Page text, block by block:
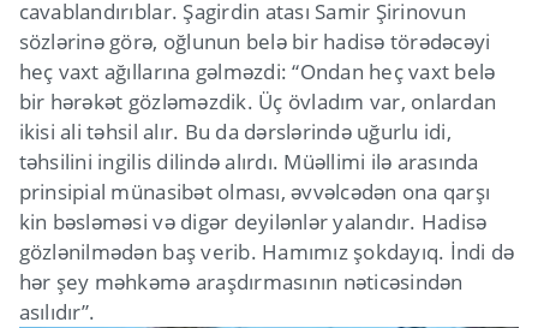
cavablandırıblar. Şagirdin atası Samir Şirinovun
sözlərinə görə, oğlunun belə bir hadisə törədəcəyi
heç vaxt ağıllarına gəlməzdi: “Ondan heç vaxt belə
bir hərəkət gözləməzdik. Üç övladım var, onlardan
ikisi ali təhsil alır. Bu da dərslərində uğurlu idi,
təhsilini ingilis dilində alırdı. Müəllimi ilə arasında
prinsipial münasibət olması, əvvəlcədən ona qarşı
kin bəsləməsi və digər deyilənlər yalandır. Hadisə
gözlənilmədən baş verib. Hamımız şokdayıq. İndi də
hər şey məhkəmə araşdırmasının nəticəsindən
asılıdır”.